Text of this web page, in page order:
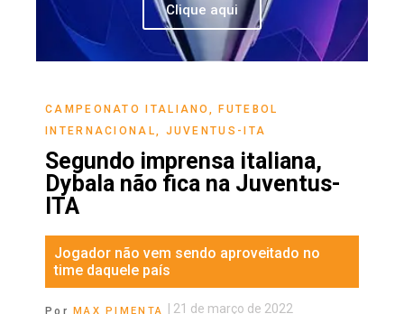
Clique aqui
CAMPEONATO ITALIANO ,FUTEBOL
INTERNACIONAL
JUVENTUS-ITA
Segundo imprensa italiana,
Dybala não fica na Juventus-
ITA
Jogador não vem sendo aproveitado no
time daquele país
Por MAX PIMENTA 21 de março de 2022